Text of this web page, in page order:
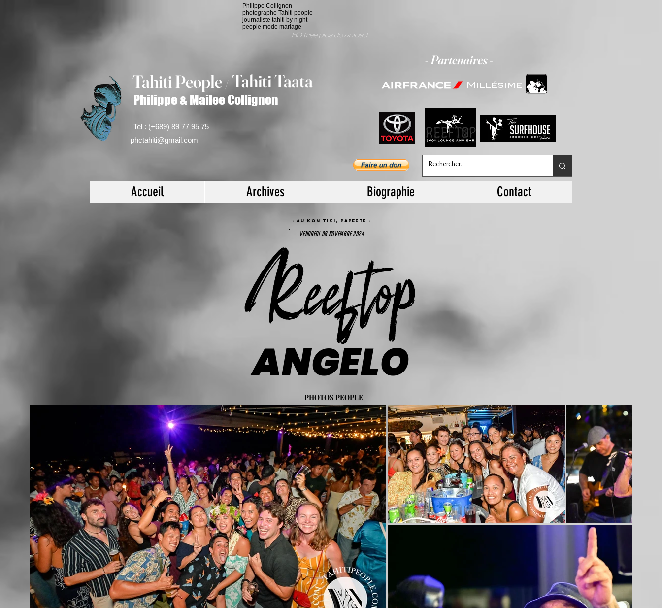
Philippe Collignon
photographe Tahiti people
journaliste tahiti by night
people mode mariage
HD free pics download
Tahiti People /
Philippe & Mailee Collignon
Tel : (+689) 89 77 95 75
phctahiti@gmail.com
- Partenaires -
Millésime
Tahiti Taata
Accueil Archives Biographie Contact
- Au KON TIKI, papeete -
vendredi 08 novembre 2024
Reeftop
ANGELO
PHOTOS PEOPLE